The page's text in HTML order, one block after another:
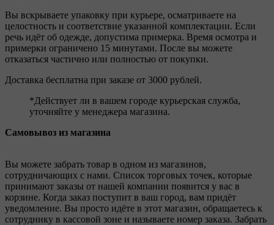
Вы вскрываете упаковку при курьере, осматриваете на
целостность и соответствие указанной комплектации. Если
речь идёт об одежде, допустима примерка. Время осмотра и
примерки ограничено 15 минутами. После вы можете
отказаться частично или полностью от покупки.
Доставка бесплатна при заказе от 3000 рублей.
*Действует ли в вашем городе курьерская служба,
уточняйте у менеджера магазина.
Самовывоз из магазина
Вы можете забрать товар в одном из магазинов,
сотрудничающих с нами. Список торговых точек, которые
принимают заказы от нашей компании появится у вас в
корзине. Когда заказ поступит в ваш город, вам придёт
уведомление. Вы просто идёте в этот магазин, обращаетесь к
сотруднику в кассовой зоне и называете номер заказа. Забрать